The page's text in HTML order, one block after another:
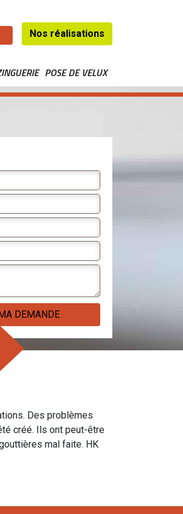
Nos réalisations
POSE DE VELUX
Des problèmes
créé. Ils ont peut-être
mal faite. HK